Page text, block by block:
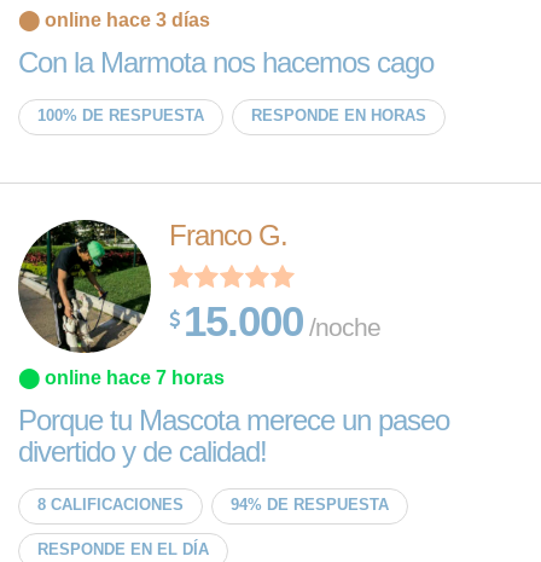
⬤ online hace 3 días
Con la Marmota nos hacemos cago
100% DE RESPUESTA RESPONDE EN HORAS
Franco G.
15.000 /noche
⬤ online hace 7 horas
Porque tu Mascota merece un paseo
divertido y de calidad!
8 CALIFICACIONES 94% DE RESPUESTA
RESPONDE EN EL DÍA